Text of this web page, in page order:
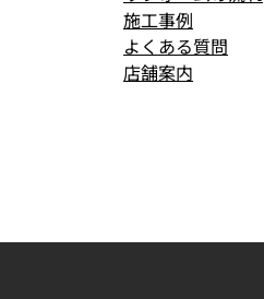
施工事例
よくある質問
店舗案内